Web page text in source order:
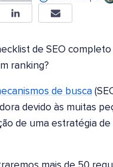
de SEO
ranking?
de busca
devido às muitas
de uma estratégia de